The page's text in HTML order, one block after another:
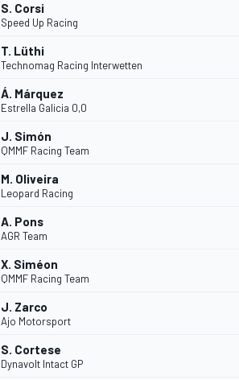
S. Corsi
Speed Up Racing
T. Lüthi
Technomag Racing Interwetten
Á. Márquez
Estrella Galicia 0,0
J. Simón
QMMF Racing Team
M. Oliveira
Leopard Racing
A. Pons
AGR Team
X. Siméon
QMMF Racing Team
J. Zarco
Ajo Motorsport
S. Cortese
Dynavolt Intact GP